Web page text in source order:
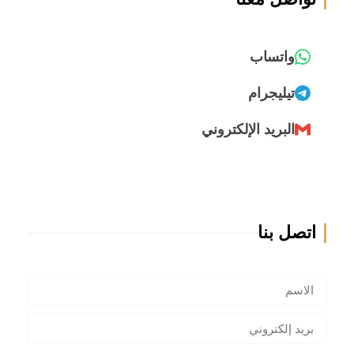
واتساب
تيليجرام
البريد الإلكتروني
اتصل بنا